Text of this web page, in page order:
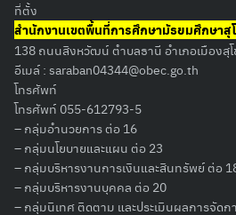
Search
for:
ที่ตั้ง
สำนักงานเขตพื้นที่การศึกษามัธยมศึกษาสุ
138 ถนนสิงหวัฒน์ ตำบลธานี อำเภอเมืองสุ
อีเมล์ : saraban04344@obec.go.th
โทรศัพท์
โทรศัพท์ 055-612793-5
– กลุ่มอำนวยการ ต่อ 16
– กลุ่มนโยบายและแผน ต่อ 23
– กลุ่มบริหารงานการเงินและสินทรัพย์ ต่อ
– กลุ่มบริหารงานบุคคล ต่อ 20
– กลุ่มนิเทศ ติดตาม และประเมินผลการจัด